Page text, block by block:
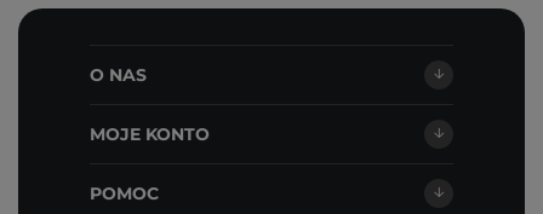
O NAS
MOJE KONTO
POMOC